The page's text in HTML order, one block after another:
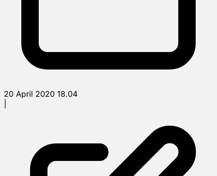
20 April 2020 18.04